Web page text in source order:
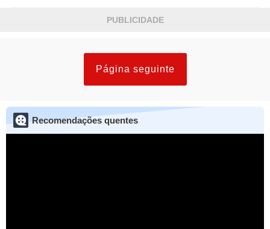
PUBLICIDADE
Página seguinte
Recomendações quentes